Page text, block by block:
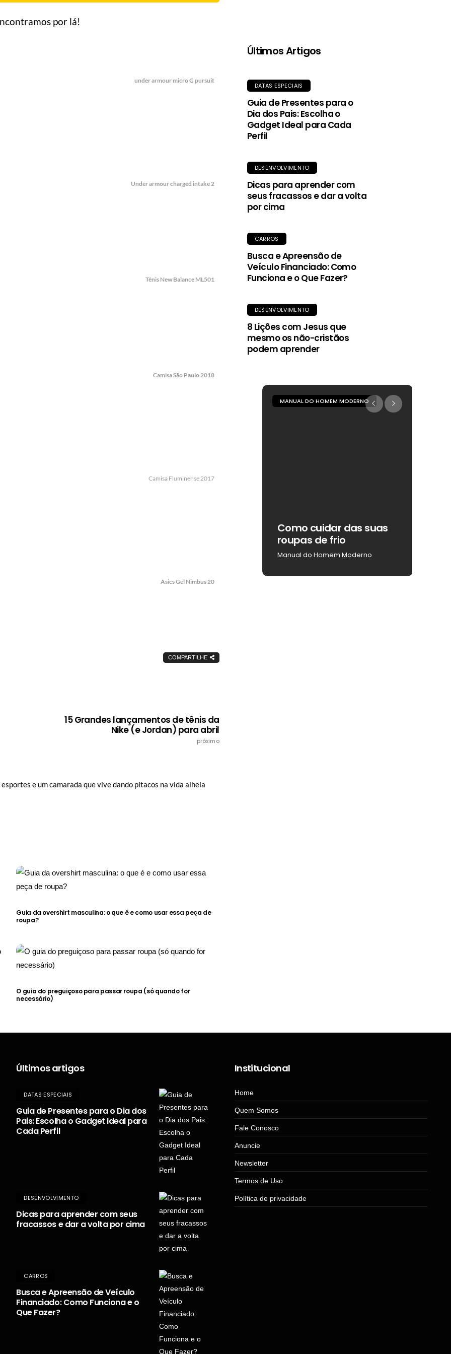
por lá!
under armour micro G pursuit
Under armour charged intake 2
Tênis New Balance ML501
Camisa São Paulo 2018
Camisa Fluminense 2017
Asics Gel Nimbus 20
COMPARTILHE
15 Grandes lançamentos de tênis da
Nike (e Jordan) para abril
próximo
e um camarada que vive dando pitacos na vida alheia
Guia da overshirt masculina: o que é e como usar essa peça de
roupa?
O guia do preguiçoso para passar roupa (só quando for
necessário)
Últimos Artigos
DATAS ESPECIAIS
Guia de Presentes para o
Dia dos Pais: Escolha o
Gadget Ideal para Cada
Perfil
DESENVOLVIMENTO
Dicas para aprender com
seus fracassos e dar a volta
por cima
CARROS
Busca e Apreensão de
Veículo Financiado: Como
Funciona e o Que Fazer?
DESENVOLVIMENTO
8 Lições com Jesus que
mesmo os não-cristãos
podem aprender
MANUAL DO HOMEM MODERNO
Como cuidar das suas
roupas de frio
Manual do Homem Moderno
Últimos artigos
DATAS ESPECIAIS
Guia de Presentes para o Dia dos
Pais: Escolha o Gadget Ideal para
Cada Perfil
DESENVOLVIMENTO
Dicas para aprender com seus
fracassos e dar a volta por cima
CARROS
Busca e Apreensão de Veículo
Financiado: Como Funciona e o
Que Fazer?
Institucional
Home
Quem Somos
Fale Conosco
Anuncie
Newsletter
Termos de Uso
Política de privacidade